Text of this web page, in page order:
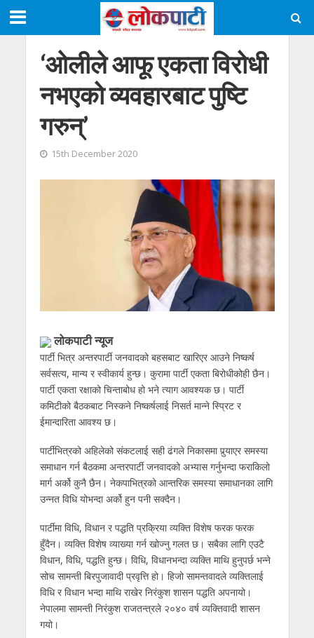
‘ओलीले आफू एकता विरोधी
नभएको व्यवहारबाट पुष्टि
गरुन्’
15th December 2020
लोकपाटी न्यूज
पार्टी भित्र अन्तरपार्टी जनवादको बहसबाट खारिएर आउने निष्कर्ष
सर्वसत्य, मान्य र स्वीकार्य हुन्छ। कुरामा पार्टी एकता बिरोधीकोही छैन।
पार्टी एकता रक्षाको चिन्ताबोध हो भने त्याग आवश्यक छ। पार्टी
कमिटीको बैठकबाट निस्कने निष्कर्षलाई निसर्त मान्ने स्प्रिट र
ईमान्दारिता आवश्य छ।
पार्टीभित्रको अहिलेको संकटलाई सही ढंगले निकासमा पुर्‍याएर समस्या
समाधान गर्न बैठकमा अन्तरपार्टी जनवादको अभ्यास गर्नुभन्दा फराकिलो
मार्ग अर्को कुनै छैन। नेकपाभित्रको आन्तरिक समस्या समाधानका लागि
उन्नत विधि योभन्दा अर्को हुन पनी सक्दैन।
पार्टीमा विधि, विधान र पद्धति प्रक्रिया व्यक्ति विशेष फरक फरक
हुँदैन। व्यक्ति विशेष व्याख्या गर्न खोज्नु गलत छ। सबैका लागि एउटै
विधान, विधि, पद्धति हुन्छ। विधि, विधानभन्दा व्यक्ति माथि हुनुपर्छ भन्ने
सोच सामन्ती बिरपुजावादी प्रवृत्ति हो। हिजो सामन्तवादले व्यक्तिलाई
विधि र विधान भन्दा माथि राखेर निरंकुश शासन पद्धति अपनायो।
नेपालमा सामन्ती निरंकुश राजतन्त्रले २०४० वर्ष व्यक्तिवादी शासन
गयो।